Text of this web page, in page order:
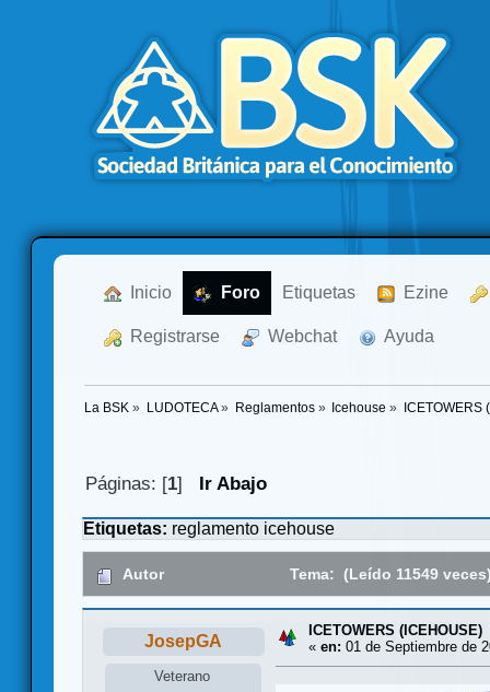
Inicio Foro Etiquetas Ezine
Registrarse Webchat Ayuda
La BSK » LUDOTECA» Reglamentos» Icehouse » ICETOWERS
Páginas: [1] Ir Abajo
Etiquetas: reglamento icehouse
Autor Tema: (Leído 11549
JosepGA
Veterano
ICETOWERS (ICEHOUSE)
« en: 01 de Septiembre de